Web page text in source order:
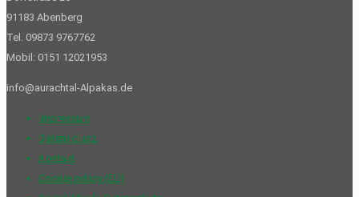
91183 Abenberg
Tel. 09873 9767762
Mobil: 0151 12021953
info@aurachtal-Alpakas.de
Impressum
Datenschutz
Kontakt
Cookie policy (EU)